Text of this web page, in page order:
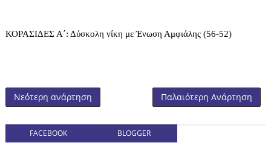
ΚΟΡΑΣΙΔΕΣ Α΄: Δύσκολη νίκη με Ένωση Αμφιάλης (56-52)
Νεότερη ανάρτηση Παλαιότερη Ανάρτηση
FACEBOOK BLOGGER